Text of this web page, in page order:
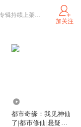
柒月余音，您的听书好伴侣，百本免费专辑持续上架更新中，悬疑恐怖/都市爽文/古/现言情/总裁豪门/玄幻修仙/穿越重生/虚拟网游等等应有尽有，期待小耳朵儿们的光临，免费畅听哦！！
加关注
都市奇缘：我见神仙
了|都市修仙|悬疑刑